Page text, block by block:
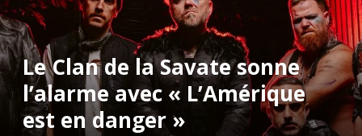
Le Clan de la Savate sonne
l’alarme avec « L’Amérique
est en danger »